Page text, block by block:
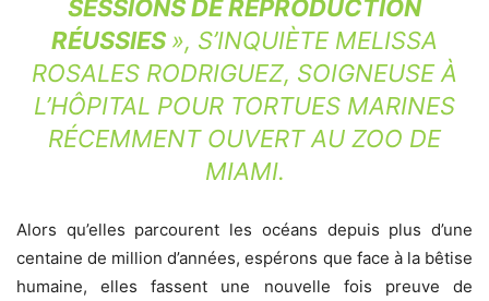
SESSIONS DE REPRODUCTION
RÉUSSIES », S’INQUIÈTE MELISSA
ROSALES RODRIGUEZ, SOIGNEUSE À
L’HÔPITAL POUR TORTUES MARINES
RÉCEMMENT OUVERT AU ZOO DE
MIAMI.
Alors qu’elles parcourent les océans depuis plus d’une
centaine de million d’années, espérons que face à la bêtise
humaine, elles fassent une nouvelle fois preuve de